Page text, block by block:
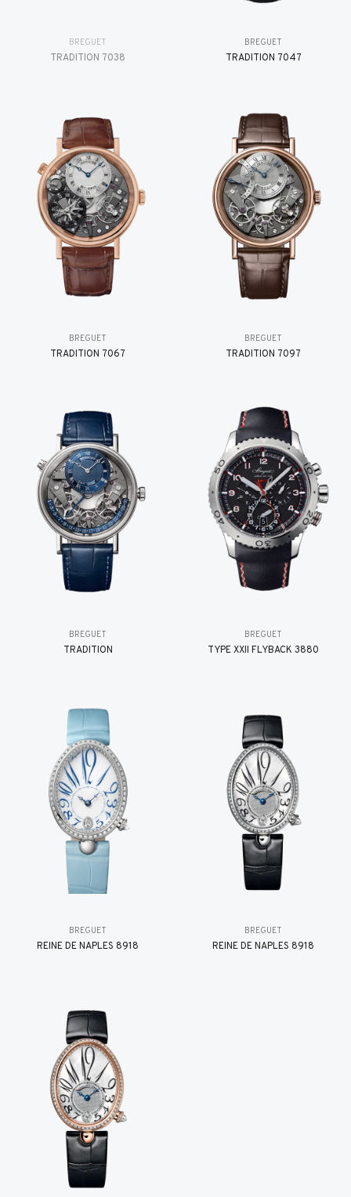
BREGUET
TRADITION 7038
BREGUET
TRADITION 7047
BREGUET
TRADITION 7067
BREGUET
TRADITION 7097
BREGUET
TRADITION
BREGUET
TYPE XXII FLYBACK 3880
BREGUET
REINE DE NAPLES 8918
BREGUET
REINE DE NAPLES 8918